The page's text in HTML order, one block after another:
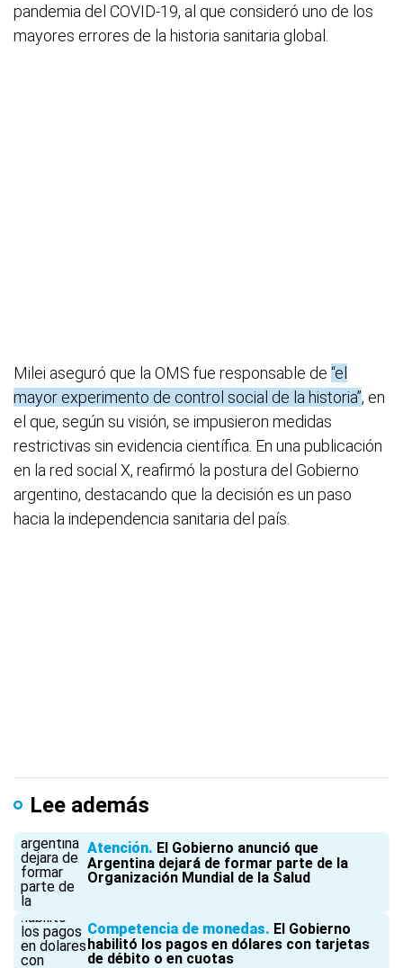
pandemia del COVID-19, al que consideró uno de los
mayores errores de la historia sanitaria global.
Milei aseguró que la OMS fue responsable de “el
mayor experimento de control social de la historia”, en
el que, según su visión, se impusieron medidas
restrictivas sin evidencia científica. En una publicación
en la red social X, reafirmó la postura del Gobierno
argentino, destacando que la decisión es un paso
hacia la independencia sanitaria del país.
Lee además
Atención El Gobierno anunció que
Argentina dejará de formar parte de la
Organización Mundial de la Salud
Competencia de monedas El Gobierno
habilitó los pagos en dólares con tarjetas
de débito o en cuotas